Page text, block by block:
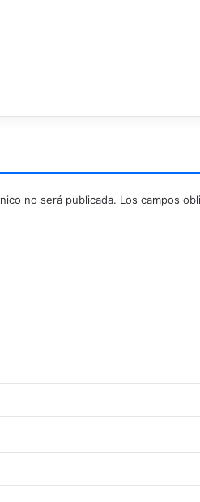
no será publicada. Los campos